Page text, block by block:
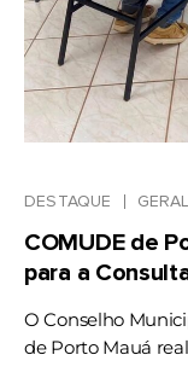
DESTAQUE GERAL
COMUDE de
para a
O Conselho
de Porto Mauá